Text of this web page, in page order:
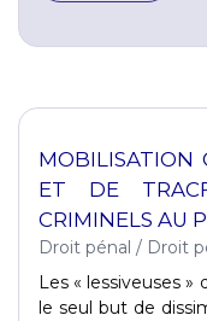
MOBILISATION
ET DE
CRIMINELS AU
Droit pénal / Droit
Les « lessiveuses
le seul but de